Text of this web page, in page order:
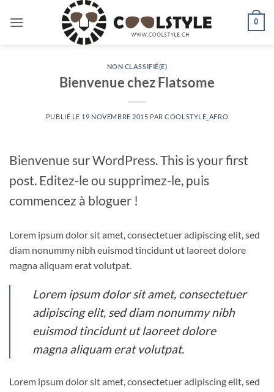
0
NON CLASSIFIÉ(E)
Bienvenue chez Flatsome
PUBLIÉ LE 19 NOVEMBRE 2015 PARCOOLSTYLE_AFRO
Bienvenue sur WordPress. This is your first
post. Editez-le ou supprimez-le, puis
commencez à bloguer !
Lorem ipsum dolor sit amet, consectetuer adipiscing elit, sed
diam nonummy nibh euismod tincidunt ut laoreet dolore
magna aliquam erat volutpat.
Lorem ipsum dolor sit amet, consectetuer
adipiscing elit, sed diam nonummy nibh
euismod tincidunt ut laoreet dolore
magna aliquam erat volutpat.
Lorem ipsum dolor sit amet, consectetuer adipiscing elit, sed